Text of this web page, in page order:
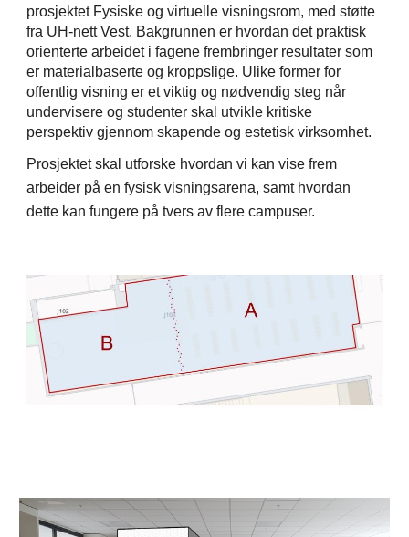
prosjektet Fysiske og virtuelle visningsrom, med støtte
fra UH-nett Vest. Bakgrunnen er hvordan det praktisk
orienterte arbeidet i fagene frembringer resultater som
er materialbaserte og kroppslige. Ulike former for
offentlig visning er et viktig og nødvendig steg når
undervisere og studenter skal utvikle kritiske
perspektiv gjennom skapende og estetisk virksomhet.
Prosjektet skal utforske hvordan vi kan vise frem
arbeider på en fysisk visningsarena, samt hvordan
dette kan fungere på tvers av flere campuser.